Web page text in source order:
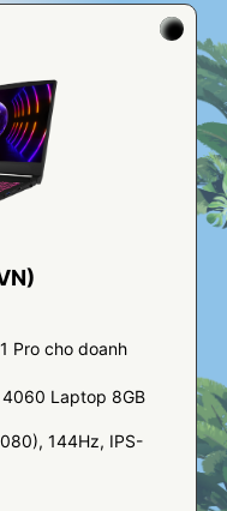
Pro cho doanh
4060 Laptop 8GB
144Hz, IPS-